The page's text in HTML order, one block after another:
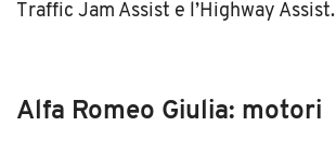
Traffic Jam Assist e l’Highway Assist.
Alfa Romeo Giulia: motori